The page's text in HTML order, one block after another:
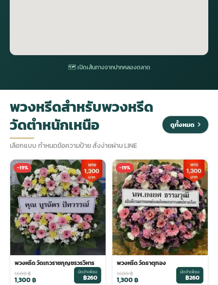
ดอกไม้งานศพ ส่งด่วน
ดอกไม้งานศพ ปากคลองตลาด
ร้านดอกไม้งานศพ ใกล้ฉัน
ดอกไม้งานศพ ราคาถูก
จัดดอกไม้งานศพ ราคา
ดอกไม้งานศพ ส่งฟรี
ดอกไม้งานศพ ออนไลน์
พวงหรีดดอกไม้สด
สั่งพวงหรีด ออนไลน์
ส่งพวงหรีด ด่วน กรุงเทพ
ร้านพวงหรีด กรุงเทพ ส่งฟรี
พวงหรีด ปากคลองตลาด ราคา
พวงหรีด ส่งด่วน วันนี้
ม้หน้าเมรุ
มรุ ออนไลน์
มรุ ส่งด่วน
น้าเมรุ กรุงเทพ
🗺 เปิดเส้นทางจากปากคลองตลาด
พวงหรีดสำหรับพวงหรีด
วัดตำหนักเหนือ
เลือกแบบ กำหนดข้อความป้าย สั่งง่ายผ่าน LINE
ดูทั้งหมด
-19%
พวงหรีด วัดเทวราชกุญชรวรวิหาร
1,600฿
1,300฿
มัดจำเพียง
฿260
-19%
พวงหรีด วัดธาตุทอง
1,600฿
1,300฿
มัดจำเพียง
฿260